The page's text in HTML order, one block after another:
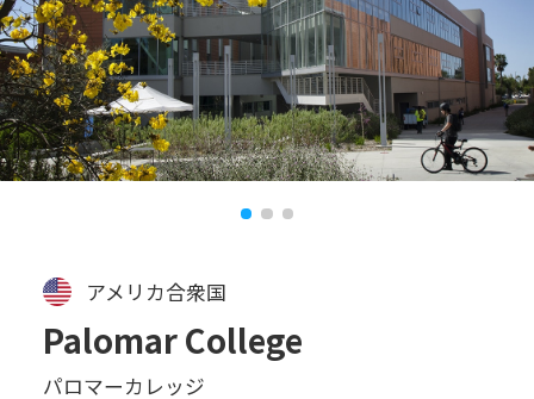
アメリカ合衆国
Palomar College
パロマーカレッジ